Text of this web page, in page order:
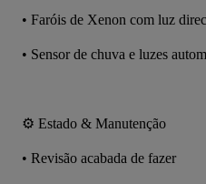
•⁠ Faróis de Xenon com luz
•⁠ Sensor de chuva e luzes
⚙️ Estado & Manutenção
•⁠ ⁠Revisão acabada de fazer